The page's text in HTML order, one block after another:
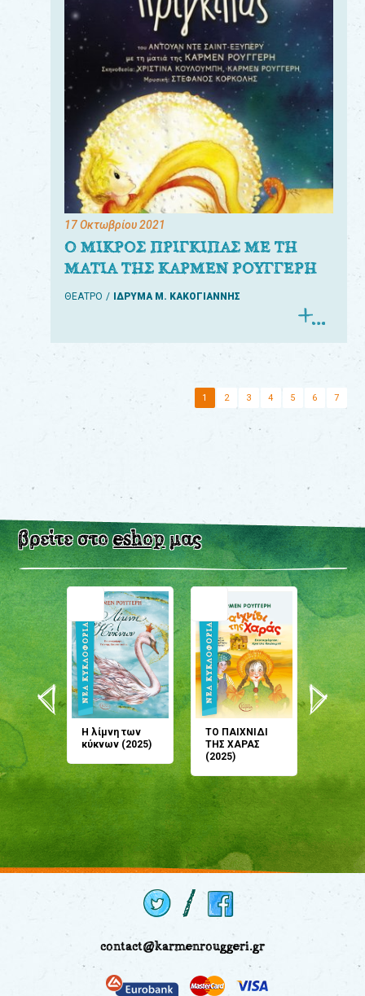
17 Οκτωβρίου 2021
Ο ΜΙΚΡΟΣ ΠΡΙΓΚΙΠΑΣ ΜΕ ΤΗ
ΜΑΤΙΑ ΤΗΣ ΚΑΡΜΕΝ ΡΟΥΓΓΕΡΗ
ΘΕΑΤΡΟ ΙΔΡΥΜΑ Μ. ΚΑΚΟΓΙΑΝΝΗΣ
1 2 3 4 5 6 7
βρείτε στοeshopμας
Η λίμνη των
κύκνων (2025)
ΤΟ ΠΑΙΧΝΙΔΙ
ΤΗΣ ΧΑΡΑΣ
(2025)
μου;
(2024)
contact@karmenrouggeri.gr